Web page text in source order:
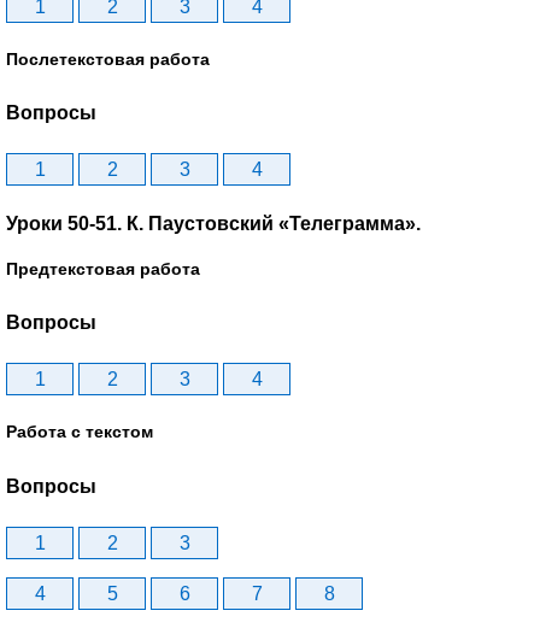
1 2 3 4
Послетекстовая работа
Вопросы
1 2 3 4
Уроки 50-51. К. Паустовский «Телеграмма».
Предтекстовая работа
Вопросы
1 2 3 4
Работа с текстом
Вопросы
1 2 3
4 5 6 7 8